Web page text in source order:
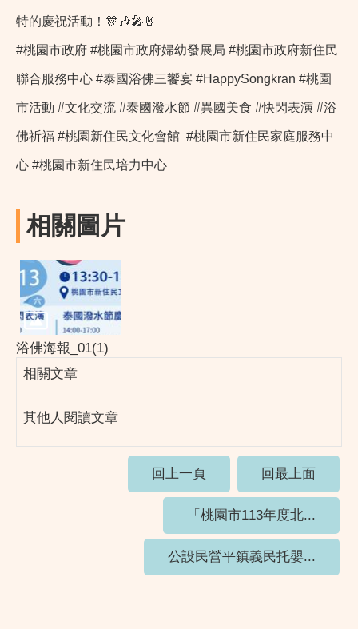
特的慶祝活動！🎊🎶🎤🤘
#桃園市政府 #桃園市政府婦幼發展局 #桃園市政府新住民
聯合服務中心 #泰國浴佛三饗宴 #HappySongkran #桃園
市活動 #文化交流 #泰國潑水節 #異國美食 #快閃表演 #浴
佛祈福 #桃園新住民文化會館 #桃園市新住民家庭服務中
心 #桃園市新住民培力中心
相關圖片
浴佛海報_01(1)
相關文章
其他人閱讀文章
回上一頁 回最上面
「桃園市113年度北...
公設民營平鎮義民托嬰...